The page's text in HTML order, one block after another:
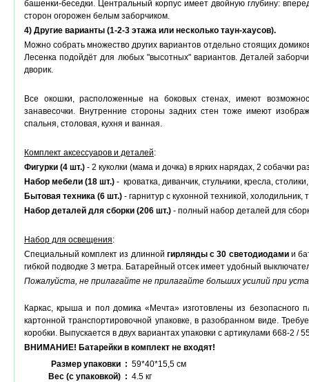
башенки-беседки. Центральный корпус имеет двойную глубину:
сторон огорожен белым заборчиком.
4) Другие варианты (1-2-3 этажа или несколько таун-хаусов).
Можно собрать множество других вариантов отдельно стоящих
Лесенка подойдёт для любых "высотных" вариантов. Деталей
дворик.
Все окошки, расположенные на боковых стенах, имеют
занавесочки. Внутренние стороны задних стен тоже имеют
спальня, столовая, кухня и ванная.
Комплект аксессуаров и деталей:
Фигурки (4 шт.) - 2 куколки (мама и дочка) в ярких нарядах, 2 собачки
Набор мебели (18 шт.) - кроватка, диванчик, стульчики, кресла,
Бытовая техника (6 шт.) - гарнитур с кухонной техникой,
Набор деталей для сборки (206 шт.) - полный набор деталей для
Набор для освещения:
Специальный комплект из длинной гирлянды с 30 светодиодамии
гибкой подводке 3 метра. Батарейный отсек имеет удобный
Пожалуйста, не прилагайте не прилагайте больших усилий при
Каркас, крыша и пол домика «Мечта» изготовлены из безопасного
картонной транспортировочной упаковке, в разобранном виде.
коробки. Выпускается в двух вариантах упаковки с артикулами 668-2 /
ВНИМАНИЕ! Батарейки в комплект не входят!
Размер упаковки : 59*40*15,5 см
Вес (с упаковкой) : 4.5 кг